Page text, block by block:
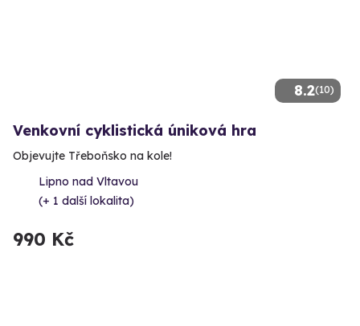
8.2(10)
Venkovní cyklistická úniková hra
Objevujte Třeboňsko na kole!
Lipno nad Vltavou
(+ 1 další lokalita)
990 Kč